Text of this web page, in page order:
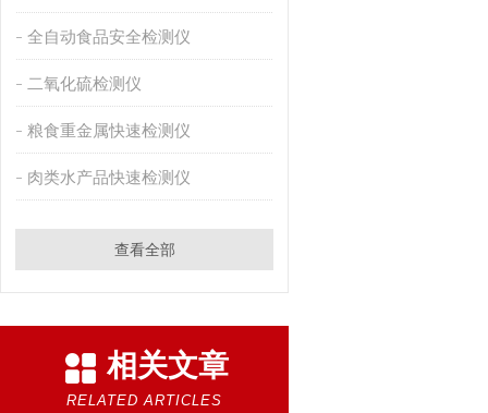
全自动食品安全检测仪
二氧化硫检测仪
粮食重金属快速检测仪
肉类水产品快速检测仪
查看全部
相关文章
RELATED ARTICLES